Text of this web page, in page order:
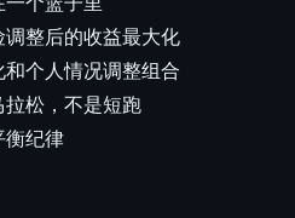
调整后的收益最大化
个人情况调整组合
松，不是短跑
衡纪律